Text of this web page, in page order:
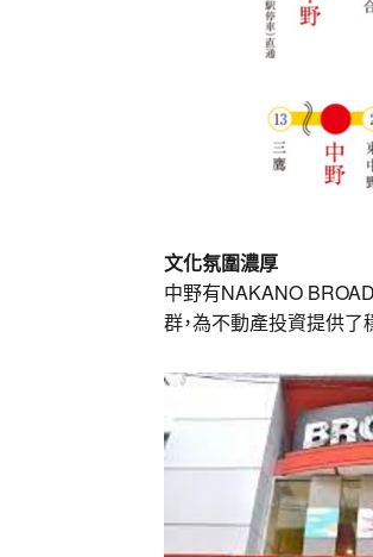
文化氛圍濃厚
中野有NAKANO
群，為不動產投資提供了